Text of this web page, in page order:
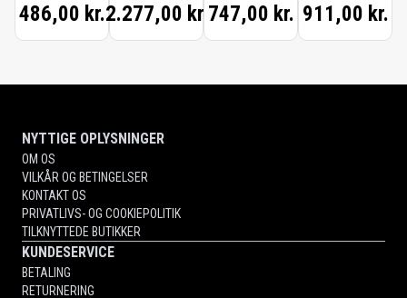
486,00 kr.2.277,00 kr. 747,00 kr. 911,00 kr.
NYTTIGE OPLYSNINGER
OM OS
VILKÅR OG BETINGELSER
KONTAKT OS
PRIVATLIVS- OG COOKIEPOLITIK
TILKNYTTEDE BUTIKKER
KUNDESERVICE
BETALING
RETURNERING